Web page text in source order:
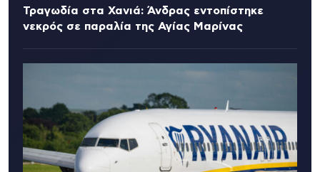
Τραγωδία στα Χανιά: Άνδρας εντοπίστηκε
νεκρός σε παραλία της Αγίας Μαρίνας